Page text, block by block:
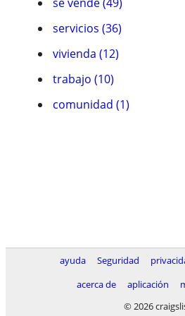
servicios (36)
vivienda (12)
trabajo (10)
comunidad (1)
ayuda Seguridad
acerca de
aplicación
© 2026